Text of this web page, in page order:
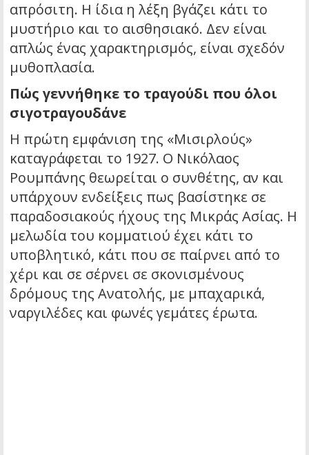
απρόσιτη. Η ίδια η λέξη βγάζει κάτι το
μυστήριο και το αισθησιακό. Δεν είναι
απλώς ένας χαρακτηρισμός, είναι σχεδόν
μυθοπλασία.
Πώς γεννήθηκε το τραγούδι που όλοι
σιγοτραγουδάνε
Η πρώτη εμφάνιση της «Μισιρλούς»
καταγράφεται το 1927. Ο Νικόλαος
Ρουμπάνης θεωρείται ο συνθέτης, αν και
υπάρχουν ενδείξεις πως βασίστηκε σε
παραδοσιακούς ήχους της Μικράς Ασίας. Η
μελωδία του κομματιού έχει κάτι το
υποβλητικό, κάτι που σε παίρνει από το
χέρι και σε σέρνει σε σκονισμένους
δρόμους της Ανατολής, με μπαχαρικά,
ναργιλέδες και φωνές γεμάτες έρωτα.